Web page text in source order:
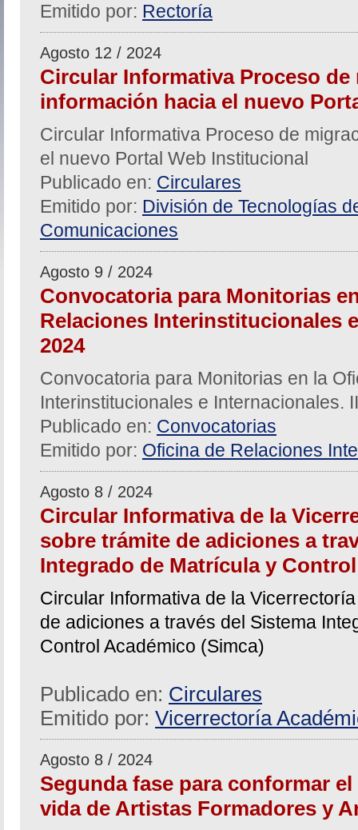
Emitido por: Rectoría
Agosto 12 / 2024
Circular Informativa Proceso de
información hacia el nuevo
Circular Informativa Proceso de
el nuevo Portal Web Institucional
Publicado en: Circulares
Emitido por: División de Tecnologías
Comunicaciones
Agosto 9 / 2024
Convocatoria para Monitorias
Relaciones Interinstitucionales
2024
Convocatoria para Monitorias en la
Interinstitucionales e Internacionales.
Publicado en: Convocatorias
Emitido por: Oficina de Relaciones
Agosto 8 / 2024
Circular Informativa de la
sobre trámite de adiciones a
Integrado de Matrícula y
Circular Informativa de la
de adiciones a través del Sistema
Control Académico (Simca)
Publicado en: Circulares
Emitido por: Vicerrectoría
Agosto 8 / 2024
Segunda fase para conformar
vida de Artistas Formadores y